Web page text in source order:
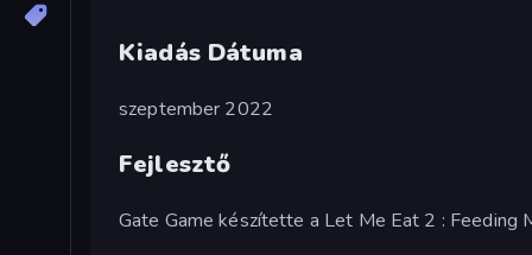
Kiadás Dátuma
szeptember 2022
Fejlesztő
Gate Game készítette a Let Me Eat 2 : Feeding